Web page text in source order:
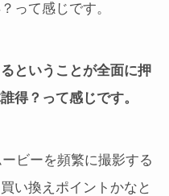
って感じです。
ということが全面に押
得？って感じです。
ビーを頻繁に撮影する
い換えポイントかなと